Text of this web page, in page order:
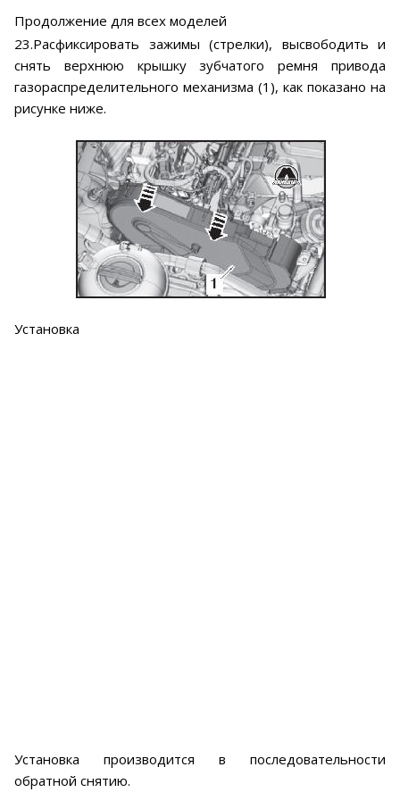
Продолжение для всех моделей
23.Расфиксировать зажимы (стрелки), высвободить и
снять верхнюю крышку зубчатого ремня привода
газораспределительного механизма (1), как показано на
рисунке ниже.
Установка
Установка производится в последовательности
обратной снятию.